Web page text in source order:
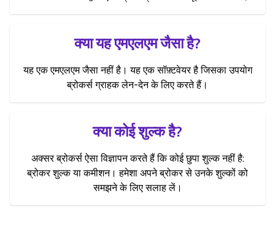
क्या यह एमएलएम जैसा है?
यह एक एमएलएम जैसा नहीं है। यह एक सॉफ़्टवेयर है जिसका उपयोग
ब्रोकर्स ग्राहक लेन-देन के लिए करते हैं।
क्या कोई शुल्क है?
अक्सर ब्रोकर्स ऐसा विज्ञापन करते हैं कि कोई छुपा शुल्क नहीं है:
ब्रोकर शुल्क या कमीशन। हमेशा अपने ब्रोकर से उनके शुल्कों को
समझने के लिए सलाह लें।